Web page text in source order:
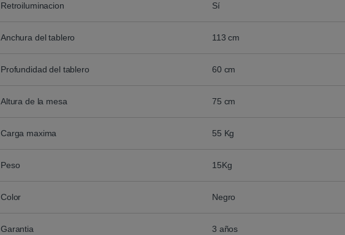
Retroiluminacion Sí
Anchura del tablero 113 cm
Profundidad del tablero 60 cm
Altura de la mesa 75 cm
Carga maxima 55 Kg
Peso 15Kg
Color Negro
Garantia 3 años